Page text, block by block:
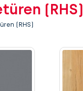
(RHS)
(RHS)